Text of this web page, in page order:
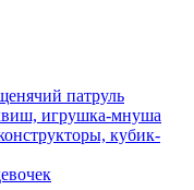
патруль
игрушка-мнуша
кубик-